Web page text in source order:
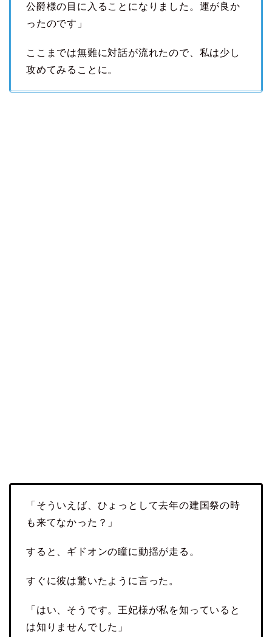
公爵様の目に入ることになりました。運が良か
ったのです」
ここまでは無難に対話が流れたので、私は少し
攻めてみることに。
「そういえば、ひょっとして去年の建国祭の時
も来てなかった？」
すると、ギドオンの瞳に動揺が走る。
すぐに彼は驚いたように言った。
「はい、そうです。王妃様が私を知っていると
は知りませんでした」